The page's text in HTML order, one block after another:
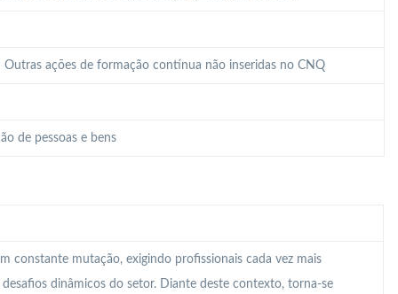
Outras ações de formação contínua não inseridas no CNQ
de pessoas e bens
constante mutação, exigindo profissionais cada vez mais
dinâmicos do setor. Diante deste contexto, torna-se